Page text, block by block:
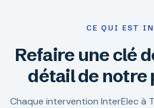
CE QUI EST
Refaire une clé
détail de notre
Chaque intervention InterElec à